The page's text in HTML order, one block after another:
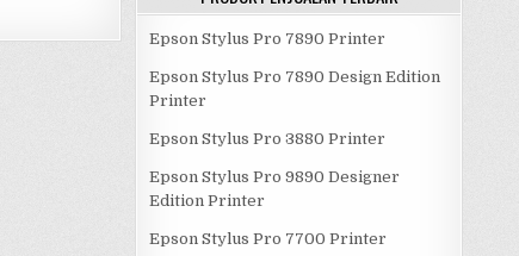
Epson Stylus Pro 7890 Printer
Epson Stylus Pro 7890 Design Edition
Printer
Epson Stylus Pro 3880 Printer
Epson Stylus Pro 9890 Designer
Edition Printer
Epson Stylus Pro 7700 Printer